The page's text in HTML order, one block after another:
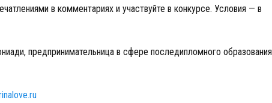
в комментариях и участвуйте в конкурсе. Условия — в
предпринимательница в сфере последипломного образования